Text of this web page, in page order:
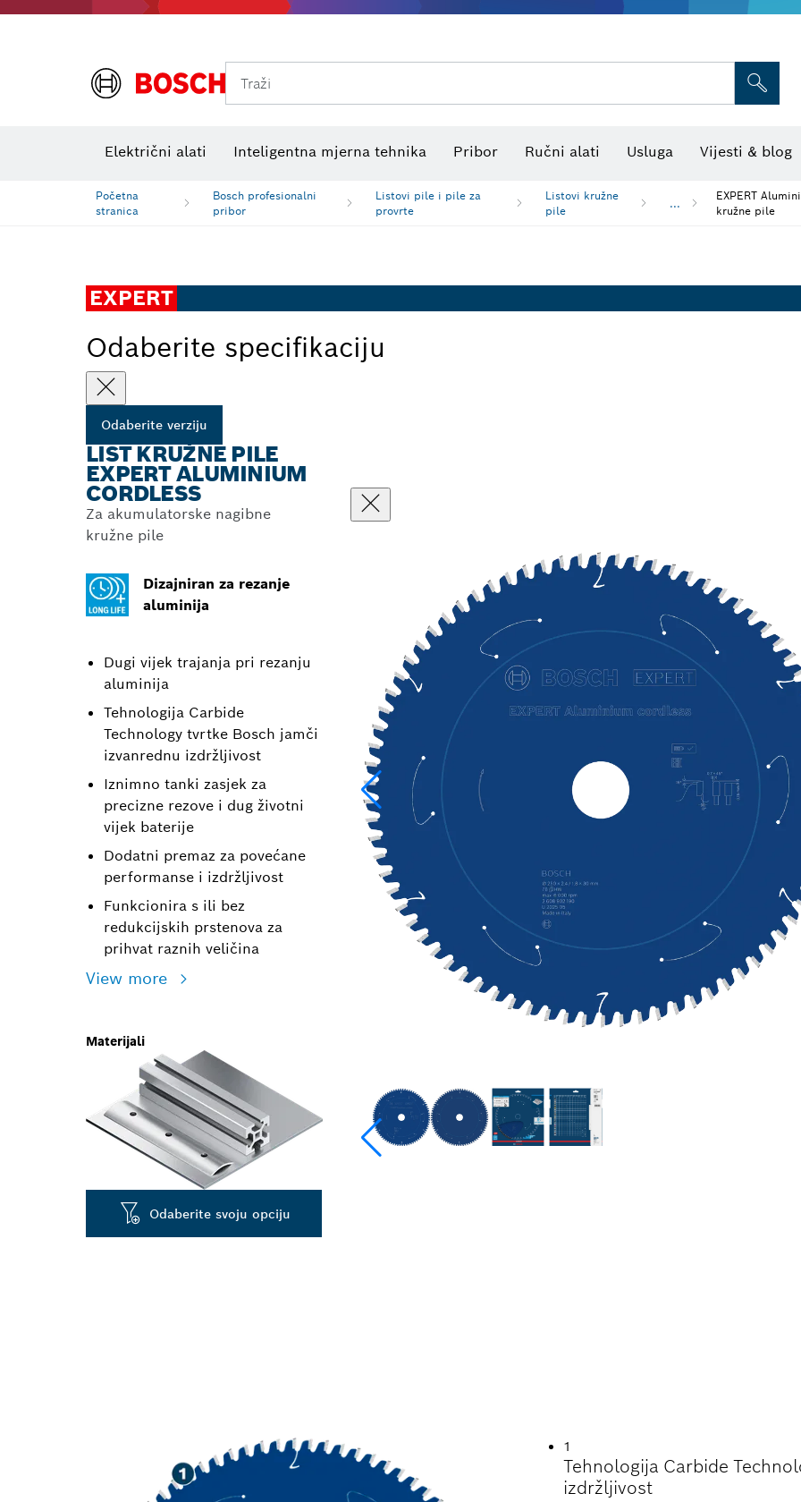
Traži
Električni alati Inteligentna mjerna tehnika Pribor Ručni alati Usluga Vijesti & blog
Početna
stranica
Bosch profesionalni
pribor
Listovi pile i pile za
provrte
Listovi kružne
pile
...
EXPERT
kružne pile
EXPERT
Odaberite specifikaciju
Odaberite verziju
LIST KRUŽNE PILE
EXPERT ALUMINIUM
CORDLESS
Za akumulatorske nagibne
kružne pile
Dizajniran za rezanje
aluminija
Dugi vijek trajanja pri rezanju
aluminija
Tehnologija Carbide
Technology tvrtke Bosch jamči
izvanrednu izdržljivost
Iznimno tanki zasjek za
precizne rezove i dug životni
vijek baterije
Dodatni premaz za povećane
performanse i izdržljivost
Funkcionira s ili bez
redukcijskih prstenova za
prihvat raznih veličina
View more
Materijali
Odaberite svoju opciju
1
Tehnologija Carbide
izdržljivost